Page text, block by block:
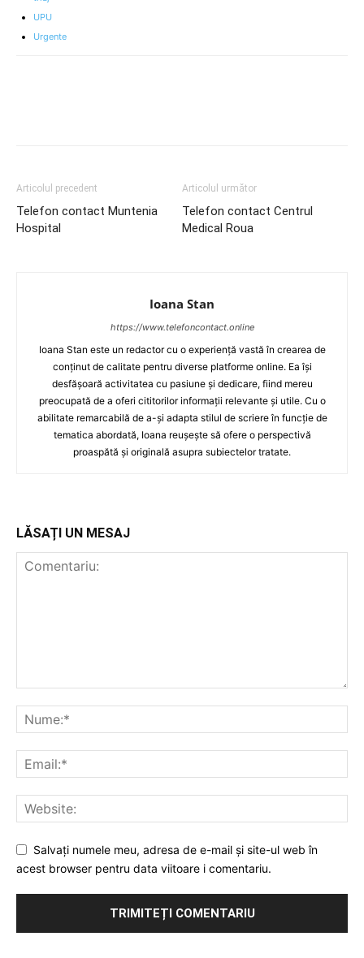
UPU
Urgente
Articolul precedent
Telefon contact Muntenia
Hospital
Articolul următor
Telefon contact Centrul
Medical Roua
Ioana Stan
https://www.telefoncontact.online
Ioana Stan este un redactor cu o experiență vastă în crearea de
conținut de calitate pentru diverse platforme online. Ea își
desfășoară activitatea cu pasiune și dedicare, fiind mereu
preocupată de a oferi cititorilor informații relevante și utile. Cu o
abilitate remarcabilă de a-și adapta stilul de scriere în funcție de
tematica abordată, Ioana reușește să ofere o perspectivă
proaspătă și originală asupra subiectelor tratate.
LĂSAȚI UN MESAJ
Salvați numele meu, adresa de e-mail și site-ul web în
acest browser pentru data viitoare i comentariu.